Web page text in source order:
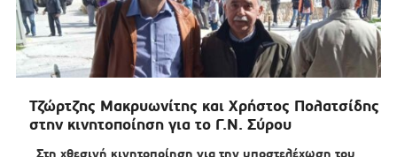
Τζώρτζης Μακρυωνίτης και Χρήστος Πολατσίδης
στην κινητοποίηση για το Γ.Ν. Σύρου
Στη χθεσινή κινητοποίηση για την υποστελέχωση του